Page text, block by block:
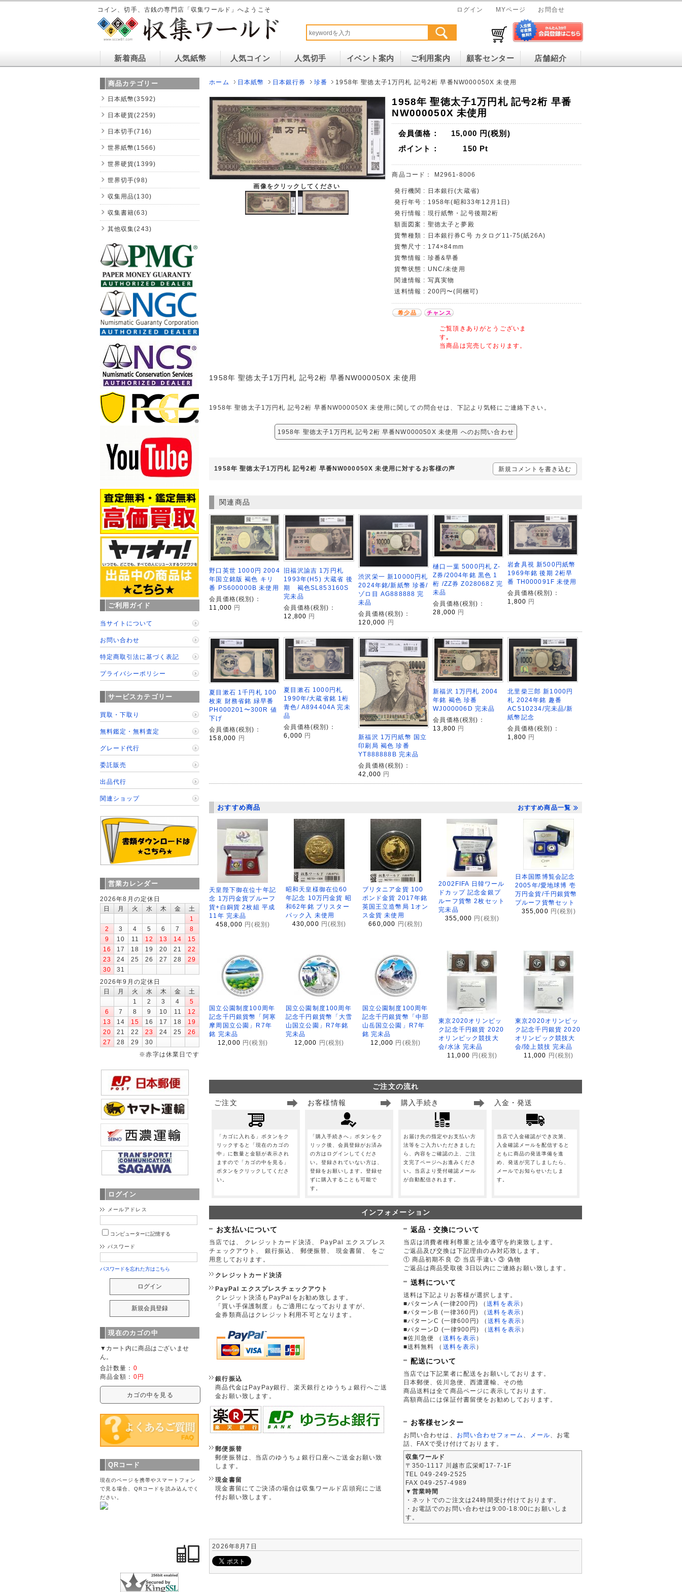
コイン、切手、古銭の専門店「収集ワールド」へようこそ ログイン MYページ お問合せ
新着商品 人気紙幣 人気コイン 人気切手 イベント案内 ご利用案内 顧客センター 店舗紹介
ホーム 日本紙幣 日本銀行券 珍番 1958年 聖徳太子1万円札 記号2桁 早番NW000050X 未使用
画像をクリックしてください
1958年 聖徳太子1万円札 記号2桁 早番
NW000050X 未使用
会員価格： 15,000 円(税別)
ポイント：
150 Pt
商品コード： M2961-8006
発行機関 : 日本銀行(大蔵省)
発行年号 : 1958年(昭和33年12月1日)
発行情報 : 現行紙幣・記号後期2桁
額面図案 : 聖徳太子と夢殿
貨幣種類 : 日本銀行券C号 カタログ11-75(紙26A)
貨幣尺寸 : 174×84mm
貨幣情報 : 珍番&早番
貨幣状態 : UNC/未使用
関連情報 : 写真実物
送料情報 : 200円〜(同梱可)
希少品 チャンス
ご覧頂きありがとうございま
す｡
当商品は完売しております。
1958年 聖徳太子1万円札 記号2桁 早番NW000050X 未使用
1958年 聖徳太子1万円札 記号2桁 早番NW000050X 未使用に関しての問合せは、下記より気軽にご連絡下さい。
1958年 聖徳太子1万円札 記号2桁 早番NW000050X 未使用 へのお問い合わせ
1958年 聖徳太子1万円札 記号2桁 早番NW000050X 未使用に対するお客様の声 新規コメントを書き込む
関連商品
野口英世 1000円 2004
年国立銘版 褐色 キリ
番 PS600000B 未使用
会員価格(税別)：
11,000 円
旧福沢諭吉 1万円札
1993年(H5) 大蔵省 後
期 褐色SL853160S
完未品
会員価格(税別)：
12,800 円
渋沢栄一 新10000円札
2024年銘/新紙幣 珍番/
ゾロ目 AG888888 完
未品
会員価格(税別)：
120,000
円
樋口一葉 5000円札 Z-
Z券/2004年銘 黒色 1
桁 /ZZ券 Z028068Z 完
未品
会員価格(税別)：
28,000 円
岩倉具視 新500円紙幣
1969年銘 後期 2桁早
番 TH000091F 未使用
会員価格(税別)：
1,800 円
夏目漱石 1千円札 100
枚束 財務省銘 緑早番
PH000201〜300R 値
下げ
会員価格(税別)：
158,000
円
夏目漱石 1000円札
1990年/大蔵省銘 1桁
青色/ A894404A 完未
品
会員価格(税別)：
6,000 円
新福沢 1万円紙幣 国立
印刷局 褐色 珍番
YT888888B 完未品
会員価格(税別)：
42,000 円
新福沢 1万円札 2004
年銘 褐色 珍番
WJ000006D 完未品
会員価格(税別)：
13,800 円
北里柴三郎 新1000円
札 2024年銘 趣番
AC510234/完未品/新
紙幣記念
会員価格(税別)：
1,800 円
おすすめ商品 おすすめ商品一覧
天皇陛下御在位十年記
念 1万円金貨プルーフ
貨+白銅貨 2枚組 平成
11年 完未品
458,000 円(税別)
昭和天皇様御在位60
年記念 10万円金貨 昭
和62年銘 ブリスター
パック入 未使用
430,000 円(税別)
ブリタニア金貨 100
ポンド金貨 2017年銘
英国王立造幣局 1オン
ス金貨 未使用
660,000
円(税別)
2002FIFA 日韓ワール
ドカップ 記念金銀プ
ルーフ貨幣 2枚セット
完未品
355,000 円(税別)
日本国際博覧会記念
2005年/愛地球博 壱
万円金貨/千円銀貨幣
プルーフ貨幣セット
355,000 円(税別)
国立公園制度100周年
記念千円銀貨幣「阿寒
摩周国立公園」R7年
銘 完未品
12,000 円(税別)
国立公園制度100周年
記念千円銀貨幣「大雪
山国立公園」R7年銘
完未品
12,000 円(税別)
国立公園制度100周年
記念千円銀貨幣「中部
山岳国立公園」R7年
銘 完未品
12,000 円(税別)
東京2020オリンピッ
ク記念千円銀貨 2020
オリンピック競技大
会/水泳 完未品
11,000 円(税別)
東京2020オリンピッ
ク記念千円銀貨 2020
オリンピック競技大
会/陸上競技 完未品
11,000 円(税別)
ご注文の流れ
ご注文
「カゴに入れる」ボタンをク
リックすると「現在のカゴの
中」に数量と金額が表示され
ますので「カゴの中を見る」
ボタンをクリックしてくださ
い。
お客様情報
「購入手続きへ」ボタンをク
リック後、会員登録がお済み
の方はログインしてくださ
い。登録されていない方は、
登録をお願いします。登録せ
ずに購入することも可能で
す。
購入手続き
お届け先の指定やお支払い方
法等をご入力いただきました
ら、内容をご確認の上、ご注
文完了ページへお進みくださ
い。当店より受付確認メール
が自動配信されます。
入金・発送
当店で入金確認ができ次第、
入金確認メールを配信すると
ともに商品の発送準備を進
め、発送が完了しましたら、
メールでお知らせいたしま
す。
インフォメーション
お支払いについて
当店では、 クレジットカード決済、 PayPal エクスプレス
チェックアウト、 銀行振込、 郵便振替、 現金書留、 をご
用意しております。
クレジットカード決済
PayPal エクスプレスチェックアウト
クレジット決済もPayPalをお勧め致します。
「買い手保護制度」もご適用になっておりますが、
金券類商品はクレジット利用不可となります。
銀行振込
商品代金はPayPay銀行、楽天銀行とゆうちょ銀行へご送
金お願い致します。
郵便振替
郵便振替は、当店のゆうちょ銀行口座へご送金お願い致
します。
現金書留
現金書留にてご決済の場合は収集ワールド店頭宛にご送
付お願い致します。
返品・交換について
当店は消費者権利尊重と法令遵守を約束致します。
ご返品及び交換は下記理由のみ対応致します。
① 商品初期不良 ② 当店手違い ③ 偽物
ご返品は商品受取後 3日以内にご連絡お願い致します。
送料について
送料は下記よりお客様が選択します。
■パターンA (一律200円)
（送料を表示 ）
■パターンB (一律360円)
（送料を表示 ）
■パターンC (一律600円)
（送料を表示 ）
■パターンD (一律900円)
（送料を表示 ）
■佐川急便
（ 送料を表示 ）
■送料無料
（ 送料を表示 ）
配送について
当店では下記業者に配送をお願いしております。
日本郵便、佐川急便、西濃運輸、その他
商品送料は全て商品ページに表示しております。
高額商品には保証付書留便をお勧めしております。
お客様センター
お問い合わせは、 お問い合わせフォーム メール 、お電
話、FAXで受け付けております。
収集ワールド
〒350-1117 川越市広栄町17-7-1F
TEL 049-249-2525
FAX 049-257-4989
▼営業時間
・ネットでのご注文は24時間受け付けております。
・お電話でのお問い合わせは9:00-18:00にお願いしま
す。
2026年8月7日
商品カテゴリー
日本紙幣(3592)
日本硬貨(2259)
日本切手(716)
世界紙幣(1566)
世界硬貨(1399)
世界切手(98)
収集用品(130)
収集書籍(63)
其他収集(243)
ご利用ガイド
当サイトについて
お問い合わせ
特定商取引法に基づく表記
プライバシーポリシー
サービスカテゴリー
買取・下取り
無料鑑定・無料査定
グレード代行
委託販売
出品代行
関連ショップ
営業カレンダー
2026年8月の定休日
日
月 火 水 木 金
土
1
2
3 4 5 6 7
8
9
10 11 12 13 14
15
16
17 18 19 20 21
22
23
24 25 26 27 28
29
30
31
2026年9月の定休日
日
月 火 水 木 金
土
1
2 3 4
5
6
7 8 9 10 11
12
13
14 15 16 17 18
19
20
21 22 23 24 25
26
27
28 29
30
※赤字は休業日です
ログイン
メールアドレス
コンピューターに記憶する
パスワード
パスワードを忘れた方はこちら
現在のカゴの中
▼カート内に商品はございませ
ん。
合計数量： 0
商品金額： 0円
カゴの中を見る
QRコード
現在のページを携帯やスマートフォン
で見る場合、QRコードを読み込んでく
ださい。